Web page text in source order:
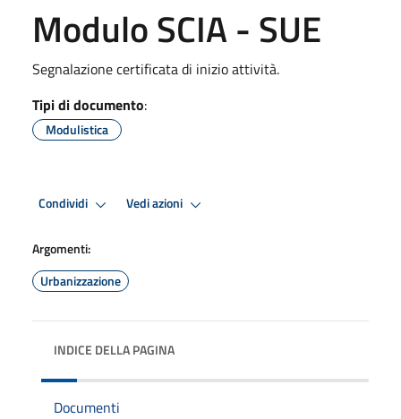
Modulo SCIA - SUE
Segnalazione certificata di inizio attività.
Tipi di documento:
Modulistica
Condividi Vedi azioni
Argomenti:
Urbanizzazione
INDICE DELLA PAGINA
Documenti